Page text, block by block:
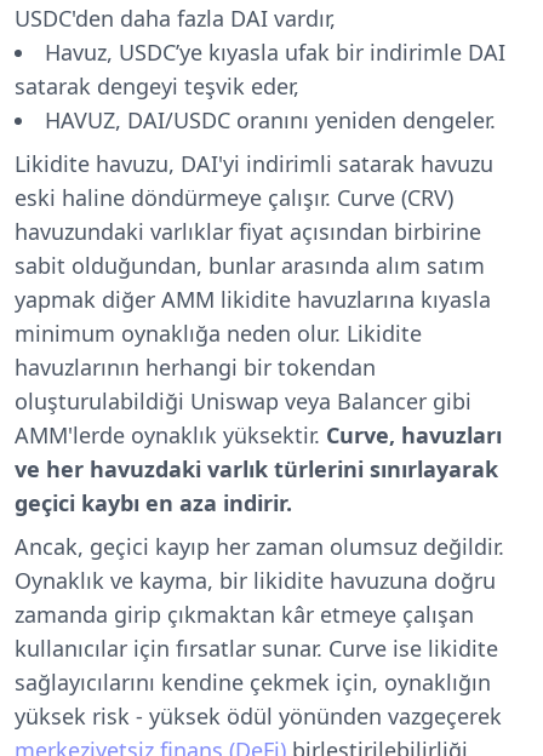
USDC'den daha fazla DAI vardır,
Havuz, USDC’ye kıyasla ufak bir indirimle DAI
satarak dengeyi teşvik eder,
HAVUZ, DAI/USDC oranını yeniden dengeler.
Likidite havuzu, DAI'yi indirimli satarak havuzu
eski haline döndürmeye çalışır. Curve (CRV)
havuzundaki varlıklar fiyat açısından birbirine
sabit olduğundan, bunlar arasında alım satım
yapmak diğer AMM likidite havuzlarına kıyasla
minimum oynaklığa neden olur. Likidite
havuzlarının herhangi bir tokendan
oluşturulabildiği Uniswap veya Balancer gibi
AMM'lerde oynaklık yüksektir. Curve, havuzları
ve her havuzdaki varlık türlerini sınırlayarak
geçici kaybı en aza indirir.
Ancak, geçici kayıp her zaman olumsuz değildir.
Oynaklık ve kayma, bir likidite havuzuna doğru
zamanda girip çıkmaktan kâr etmeye çalışan
kullanıcılar için fırsatlar sunar. Curve ise likidite
sağlayıcılarını kendine çekmek için, oynaklığın
yüksek risk - yüksek ödül yönünden vazgeçerek
merkeziyetsiz finans (DeFi) birleştirilebilirliği